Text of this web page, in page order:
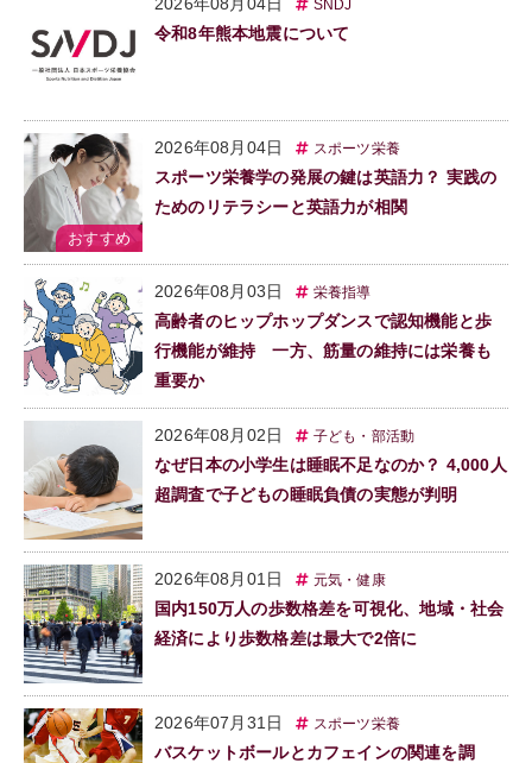
SNDJ
令和8年熊本地震について
2026年08月04日 スポーツ栄養
スポーツ栄養学の発展の鍵は英語力？ 実践の
ためのリテラシーと英語力が相関
2026年08月03日 栄養指導
高齢者のヒップホップダンスで認知機能と歩
行機能が維持 一方、筋量の維持には栄養も
重要か
2026年08月02日 子ども・部活動
なぜ日本の小学生は睡眠不足なのか？ 4,000人
超調査で子どもの睡眠負債の実態が判明
2026年08月01日 元気・健康
国内150万人の歩数格差を可視化、地域・社会
経済により歩数格差は最大で2倍に
2026年07月31日 スポーツ栄養
バスケットボールとカフェインの関連を調